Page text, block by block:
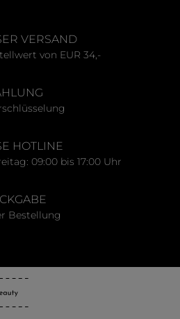
VERSAND
von EUR 34,-
HOTLINE
09:00 bis 17:00 Uhr
Bestellung